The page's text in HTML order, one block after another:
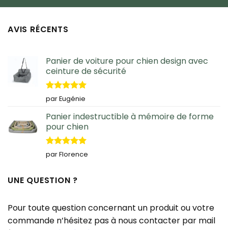
AVIS RÉCENTS
Panier de voiture pour chien design avec
ceinture de sécurité
Note5sur
5
par Eugénie
Panier indestructible à mémoire de forme
pour chien
Note5sur
5
par Florence
UNE QUESTION ?
Pour toute question concernant un produit ou votre
commande n’hésitez pas à nous contacter par mail